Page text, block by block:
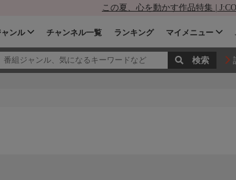
この夏、心を動かす作品特集 |
ャンル チャンネル一覧 ランキング マイメニュー